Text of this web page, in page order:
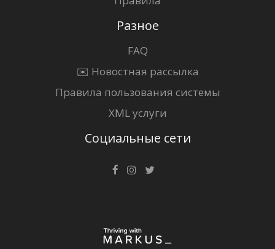
Разное
FAQ
✉️ Новостная рассылка
Правила пользования системы
XML услуги
Социальные сети